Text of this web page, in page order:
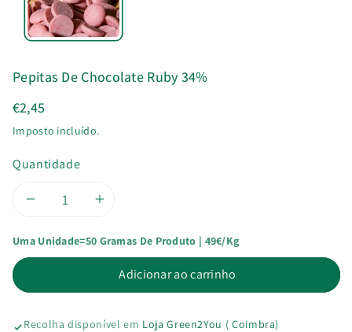
Pepitas De Chocolate Ruby 34%
€2,45
Imposto incluído.
Quantidade
Diminuir
a
quantidade
de
Aumentar
a
quantidade
de
Uma Unidade=50 Gramas De Produto | 49€/kg
Adicionar ao carrinho
Recolha disponível em Loja Green2You ( Coimbra)